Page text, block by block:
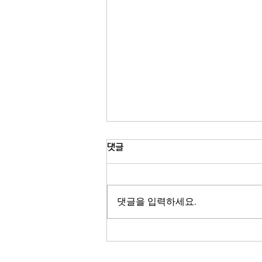
유모차 접지 않고 버스 탄다…
MTA 제도 확대
됩니다. 뉴욕 MTA가 시범 운영을 마
친 뒤 모든 버스에 유모차 전용 공간을
댓글
댓글을 입력하세요.